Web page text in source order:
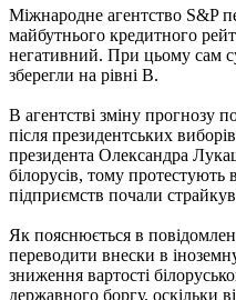
Міжнародне агентство S&P
майбутнього кредитного
негативний. При цьому сам
зберегли на рівні B.
В агентстві зміну прогнозу
після президентських
президента Олександра
білорусів, тому
підприємств почали
Як пояснюється в
переводити внески в
зниження вартості
державного боргу, оскільки